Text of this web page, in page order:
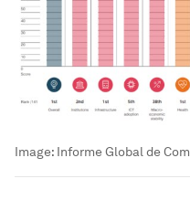
Image: Informe Global de